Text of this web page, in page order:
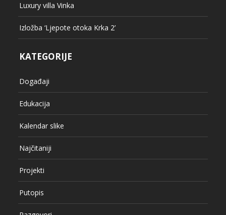
Luxury villa Vinka
Izložba ‘Ljepote otoka Krka 2’
KATEGORIJE
Događaji
Edukacija
Kalendar slike
Najčitaniji
Projekti
Putopis